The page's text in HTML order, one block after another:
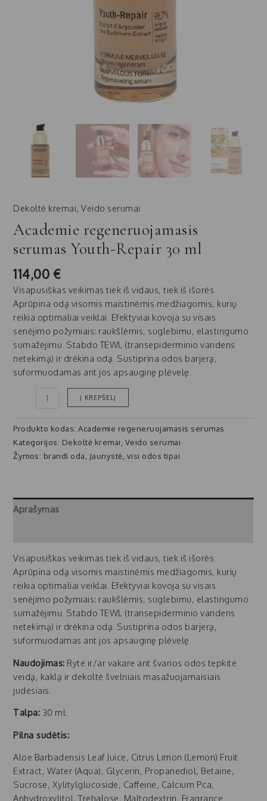
Dekoltė kremai,Veido serumai
Academie regeneruojamasis
serumas Youth-Repair 30 ml
114,00 €
Visapusiškas veikimas tiek iš vidaus, tiek iš išorės.
Aprūpina odą visomis maistinėmis medžiagomis, kurių
reikia optimaliai veiklai. Efektyviai kovoja su visais
senėjimo požymiais: raukšlėmis, suglebimu, elastingumo
sumažėjimu. Stabdo TEWL (transepiderminio vandens
netekimą) ir drėkina odą. Sustiprina odos barjerą,
suformuodamas ant jos apsauginę plėvelę.
Į KREPŠELĮ
Produkto kodas:Academie regeneruojamasis serumas
Kategorijos: Dekoltė kremai Veido serumai
Žymos: brandi oda Jaunystė visi odos tipai
Aprašymas
Visapusiškas veikimas tiek iš vidaus, tiek iš išorės.
Aprūpina odą visomis maistinėmis medžiagomis, kurių
reikia optimaliai veiklai. Efektyviai kovoja su visais
senėjimo požymiais: raukšlėmis, suglebimu, elastingumo
sumažėjimu. Stabdo TEWL (transepiderminio vandens
netekimą) ir drėkina odą. Sustiprina odos barjerą,
suformuodamas ant jos apsauginę plėvelę.
Naudojimas: Ryte ir/ar vakare ant švarios odos tepkite
veidą, kaklą ir dekoltė švelniais masažuojamaisiais
judesiais.
Talpa: 30 ml.
Pilna sudėtis:
Aloe Barbadensis Leaf Juice, Citrus Limon (Lemon) Fruit
Extract, Water (Aqua), Glycerin, Propanediol, Betaine,
Sucrose, Xylitylglucoside, Caffeine, Calcium Pca,
Anhydroxylitol, Trehalose, Maltodextrin, Fragrance